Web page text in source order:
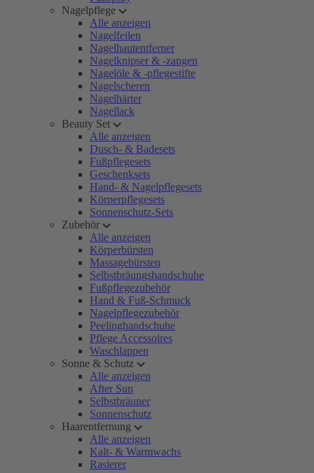
Nagelpflege
Alle anzeigen
Nagelfeilen
Nagelhautentferner
Nagelknipser & -zangen
Nagelöle & -pflegestifte
Nagelscheren
Nagelhärter
Nagellack
Beauty Set
Alle anzeigen
Dusch- & Badesets
Fußpflegesets
Geschenksets
Hand- & Nagelpflegesets
Körperpflegesets
Sonnenschutz-Sets
Zubehör
Alle anzeigen
Körperbürsten
Massagebürsten
Selbstbräungshandschuhe
Fußpflegezubehör
Hand & Fuß-Schmuck
Nagelpflegezubehör
Peelinghandschuhe
Pflege Accessoires
Waschlappen
Sonne & Schutz
Alle anzeigen
After Sun
Selbstbräuner
Sonnenschutz
Haarentfernung
Alle anzeigen
Kalt- & Warmwachs
Rasierer